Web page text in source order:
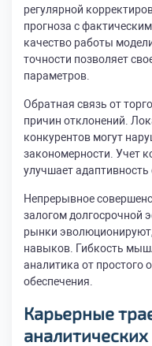
регулярной
прогноза с
качество работы
точности позволяет
параметров.
Обратная связь от
причин отклонений.
конкурентов могут
закономерности. Учет
улучшает
Непрерывное
залогом долгосрочной
рынки
навыков. Гибкость
аналитика от простого
обеспечения.
Карьерные